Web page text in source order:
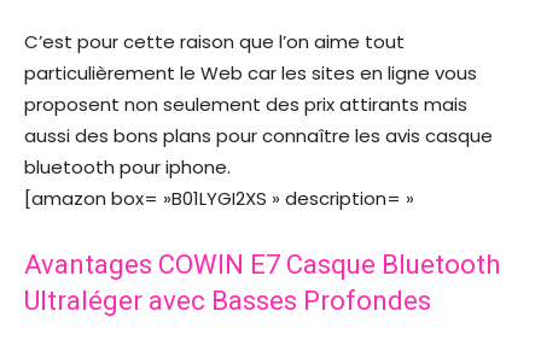
C’est pour cette raison que l’on aime tout
particulièrement le Web car les sites en ligne vous
proposent non seulement des prix attirants mais
aussi des bons plans pour connaître les avis casque
bluetooth pour iphone.
[amazon box= »B01LYGI2XS » description= »
Avantages COWIN E7 Casque Bluetooth
Ultraléger avec Basses Profondes